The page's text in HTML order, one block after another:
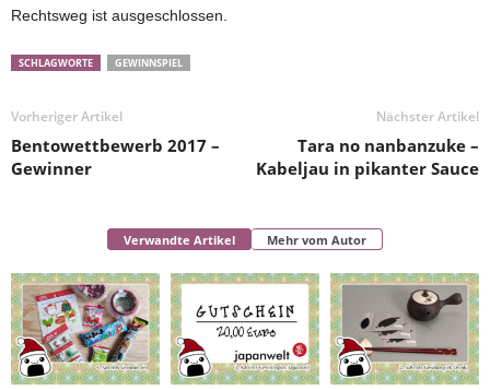
Rechtsweg ist ausgeschlossen.
SCHLAGWORTE GEWINNSPIEL
Vorheriger Artikel
Bentowettbewerb 2017 –
Gewinner
Nächster Artikel
Tara no nanbanzuke –
Kabeljau in pikanter Sauce
Verwandte Artikel Mehr vom Autor